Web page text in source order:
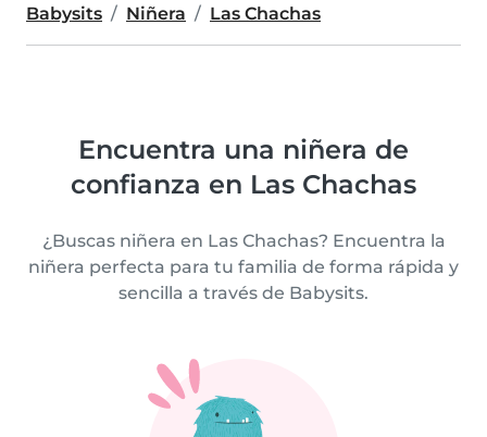
Babysits Niñera Las Chachas
Encuentra una niñera de
confianza en Las Chachas
¿Buscas niñera en Las Chachas? Encuentra la
niñera perfecta para tu familia de forma rápida y
sencilla a través de Babysits.